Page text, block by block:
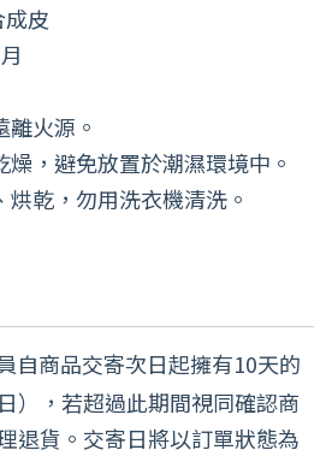
皮
火源。
，避免放置於潮濕環境中。
乾，勿用洗衣機清洗。
自商品交寄次日起擁有10天的
），若超過此期間視同確認商
退貨。交寄日將以訂單狀態為